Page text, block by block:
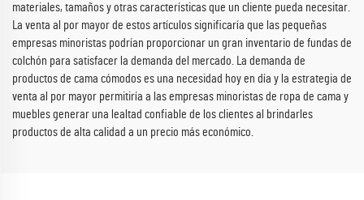
materiales, tamaños y otras características que un cliente pueda necesitar.
La venta al por mayor de estos artículos significaría que las pequeñas
empresas minoristas podrían proporcionar un gran inventario de fundas de
colchón para satisfacer la demanda del mercado. La demanda de
productos de cama cómodos es una necesidad hoy en día y la estrategia de
venta al por mayor permitiría a las empresas minoristas de ropa de cama y
muebles generar una lealtad confiable de los clientes al brindarles
productos de alta calidad a un precio más económico.